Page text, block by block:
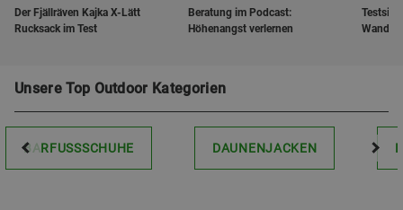
Der Fjällräven Kajka X-Lätt
Rucksack im Test
Beratung im Podcast:
Höhenangst verlernen
Unsere Top Outdoor Kategorien
BARFUSSSCHUHE DAUNENJACKEN